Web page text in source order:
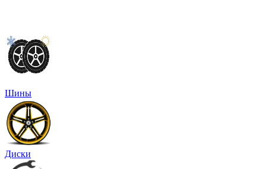
Шины
Диски